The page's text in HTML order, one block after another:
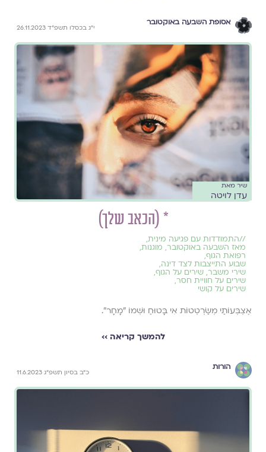
אסופת השבעה באוקטובר
י״ג בכסלו תשפ״ד 26.11.2023
שיר מאת
עדן לויטה
* (הכאב שלך)
//התמודדות עם פגיעה מינית,
מאז השבעה באוקטובר, מוגנות,
רפואת הגוף,
שבוע התייצבות לצד דינה,
שירי משבר, שירים על הגוף,
שירים על חוויית חסר,
שירים על קושי
אֶצְבְּעוֹתַי מְשַׂרְטְטוֹת אִי בָּטוּחַ וּשְׁמוֹ "מָחָר".
להמשך קריאה ››
הורות
כ״ב בסיון תשפ״ג 11.6.2023